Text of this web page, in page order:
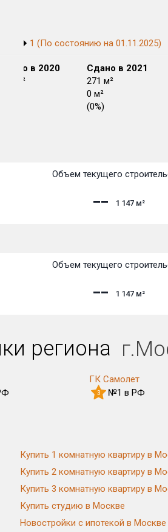
1 (По состоянию на 01.11.2025)
Сдано в 2020
394 м²
Сдано в 2021
271 м²
0 м²
(0%)
Объем текущего
1 147 м²
Объем текущего
1 147 м²
региона
ГК Самолет
3 №1 в РФ
Купить 1 комнатную квартиру в
Купить 2 комнатную квартиру в
Купить 3 комнатную квартиру в
Купить студию в Москве
Новостройки с ипотекой в Москве